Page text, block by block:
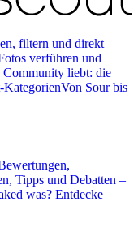
filtern und direkt
verführen und
Community liebt: die
KategorienVon Sour bis
Tipps und Debatten –
was? Entdecke